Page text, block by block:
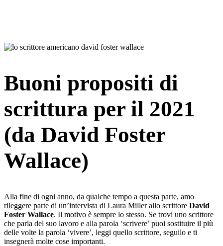
Buoni propositi di
scrittura per il 2021
(da David Foster
Wallace)
Alla fine di ogni anno, da qualche tempo a questa parte, amo
rileggere parte di un’intervista di Laura Miller allo scrittore David
Foster Wallace. Il motivo è sempre lo stesso. Se trovi uno scrittore
che parla del suo lavoro e alla parola ‘scrivere’ puoi sostituire il più
delle volte la parola ‘vivere’, leggi quello scrittore, seguilo e ti
insegnerà molte cose importanti.